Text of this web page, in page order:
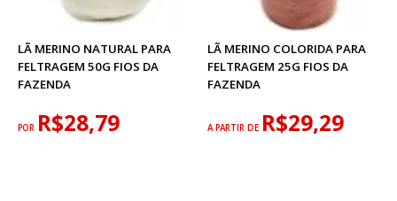
LÃ MERINO NATURAL PARA
FELTRAGEM 50G FIOS DA
FAZENDA
POR R$28,79
LÃ MERINO COLORIDA PARA
FELTRAGEM 25G FIOS DA
FAZENDA
A PARTIR DE R$29,29